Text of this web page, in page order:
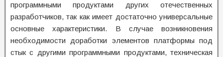
программными продуктами других отечественных
разработчиков, так как имеет достаточно универсальные
основные характеристики. В случае возникновения
необходимости доработки элементов платформы под
стык с другими программными продуктами, техническая